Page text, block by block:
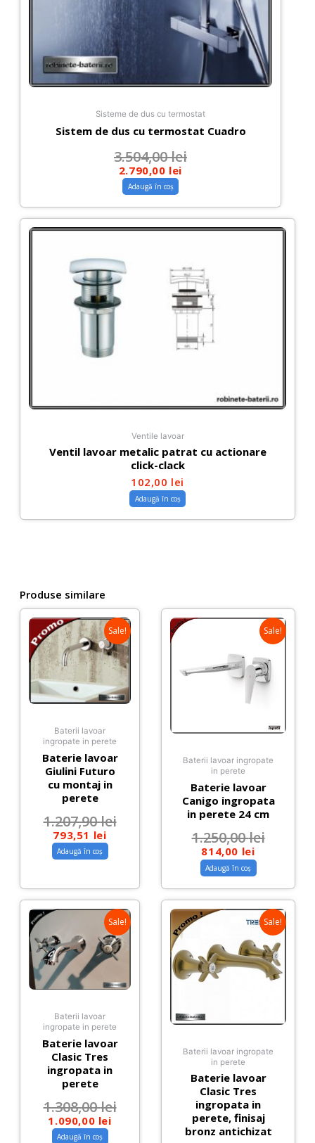
Sisteme de dus cu termostat
Sistem de dus cu termostat Cuadro
3.504,00lei
2.790,00 lei
Adaugă în coș
Ventile lavoar
Ventil lavoar metalic patrat cu actionare
click-clack
102,00 lei
Adaugă în coș
Produse similare
Sale!
Baterii lavoar
ingropate in perete
Baterie lavoar
Giulini Futuro
cu montaj in
perete
1.207,90lei
793,51 lei
Adaugă în coș
Sale!
Baterii lavoar ingropate
in perete
Baterie lavoar
Canigo ingropata
in perete 24 cm
1.250,00lei
814,00 lei
Adaugă în coș
Sale!
Baterii lavoar
ingropate in perete
Baterie lavoar
Clasic Tres
ingropata in
perete
1.308,00lei
1.090,00 lei
Adaugă în coș
Sale!
Baterii lavoar ingropate
in perete
Baterie lavoar
Clasic Tres
ingropata in
perete, finisaj
bronz antichizat